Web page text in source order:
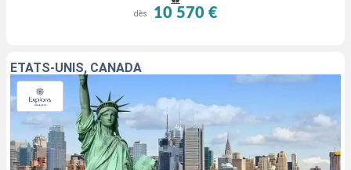
dès 10 570 €
ÉTATS-UNIS, CANADA